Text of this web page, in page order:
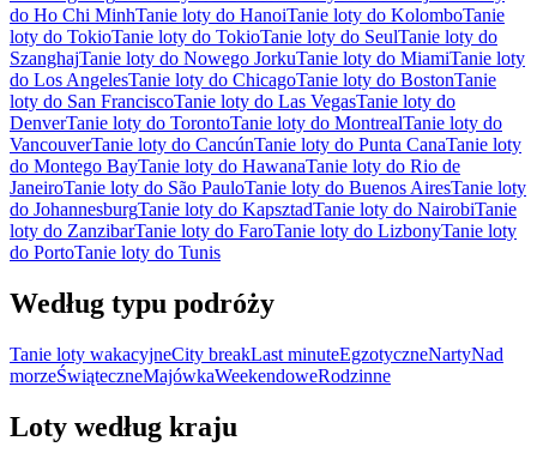
do Ho Chi MinhTanie loty do HanoiTanie loty do KolomboTanie
loty do TokioTanie loty do TokioTanie loty do SeulTanie loty do
SzanghajTanie loty do Nowego JorkuTanie loty do MiamiTanie loty
do Los AngelesTanie loty do ChicagoTanie loty do BostonTanie
loty do San FranciscoTanie loty do Las VegasTanie loty do
DenverTanie loty do TorontoTanie loty do MontrealTanie loty do
VancouverTanie loty do CancúnTanie loty do Punta CanaTanie loty
do Montego BayTanie loty do HawanaTanie loty do Rio de
JaneiroTanie loty do São PauloTanie loty do Buenos AiresTanie loty
do JohannesburgTanie loty do KapsztadTanie loty do NairobiTanie
loty do ZanzibarTanie loty do FaroTanie loty do LizbonyTanie loty
do PortoTanie loty do Tunis
Według typu podróży
Tanie loty wakacyjneCity breakLast minuteEgzotyczneNartyNad
morzeŚwiąteczneMajówkaWeekendoweRodzinne
Loty według kraju